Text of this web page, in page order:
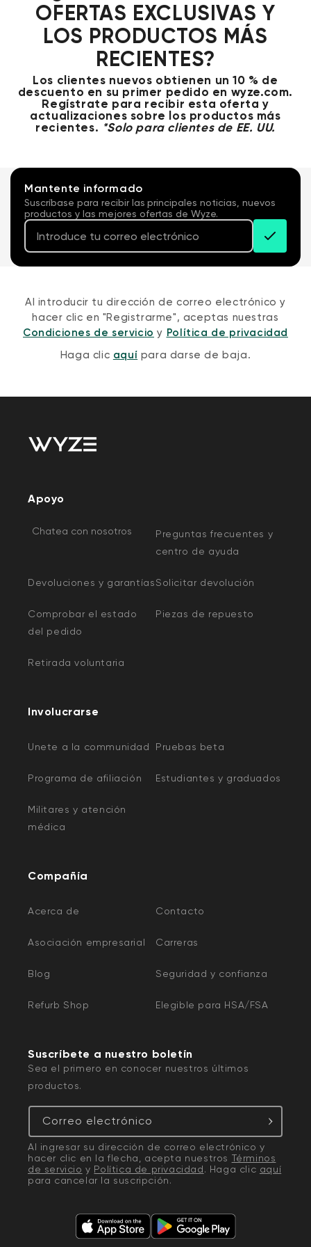
OFERTAS EXCLUSIVAS Y
LOS PRODUCTOS MÁS
RECIENTES?
Los clientes nuevos obtienen un 10 % de
descuento en su primer pedido en wyze.com.
Regístrate para recibir esta oferta y
actualizaciones sobre los productos más
recientes. *Solo para clientes de EE. UU.
Mantente informado
Suscríbase para recibir las principales noticias, nuevos
productos y las mejores ofertas de Wyze.
Correo
Al introducir tu dirección de correo electrónico y
hacer clic en "Registrarme", aceptas nuestras
Condiciones de servicio y Política de privacidad
Haga clic aquí para darse de baja.
Apoyo
Chatea con nosotros
Preguntas frecuentes y
centro de ayuda
Devoluciones y garantíasSolicitar devolución
Comprobar el estado
del pedido
Piezas de repuesto
Retirada voluntaria
Involucrarse
Unete a la communidad Pruebas beta
Programa de afiliación Estudiantes y graduados
Militares y atención
médica
Compañía
Acerca de Contacto
Asociación empresarial Carreras
Blog Seguridad y confianza
Refurb Shop Elegible para HSA/FSA
Suscríbete a nuestro boletín
Sea el primero en conocer nuestros últimos
productos.
Correo electrónico
Al ingresar su dirección de correo electrónico y
hacer clic en la flecha, acepta nuestros Términos
de servicio y Política de privacidad. Haga clic aquí
para cancelar la suscripción.
Blanco
More
options
Precio de
59,98 US$Precio habitual
63,96 US$
Add to cart
More options